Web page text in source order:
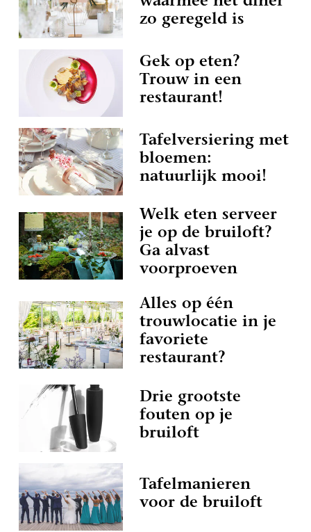
zo geregeld is
Gek op eten?
Trouw in een
restaurant!
Tafelversiering met
bloemen:
natuurlijk mooi!
Welk eten serveer
je op de bruiloft?
Ga alvast
voorproeven
Alles op één
trouwlocatie in je
favoriete
restaurant?
Drie grootste
fouten op je
bruiloft
Tafelmanieren
voor de bruiloft